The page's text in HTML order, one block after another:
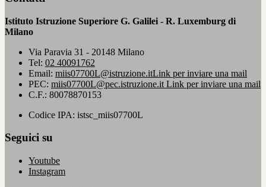
Istituto Istruzione Superiore G. Galilei - R. Luxemburg di
Milano
Via Paravia 31 - 20148 Milano
Tel: 02 40091762
Email: miis07700L@istruzione.itLink per inviare una mail
PEC: miis07700L@pec.istruzione.it Link per inviare una mail
C.F.: 80078870153
Codice IPA: istsc_miis07700L
Seguici su
Youtube
Instagram